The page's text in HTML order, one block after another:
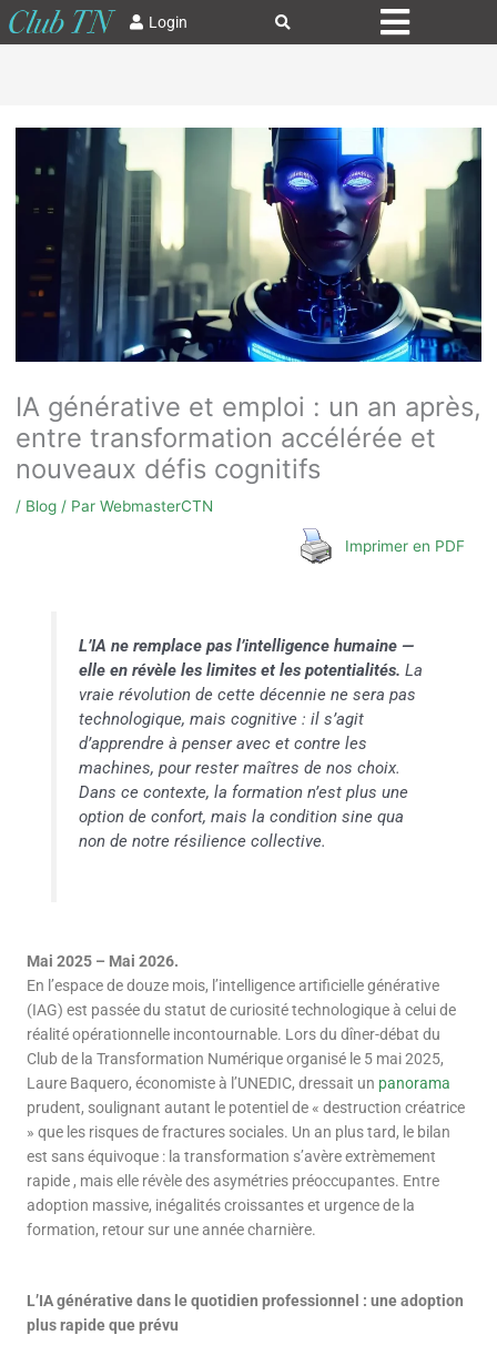
Login
IA générative et emploi : un an après,
entre transformation accélérée et
nouveaux défis cognitifs
/ Blog/ Par WebmasterCTN
Imprimer en PDF
L’IA ne remplace pas l’intelligence humaine —
elle en révèle les limites et les potentialités. La
vraie révolution de cette décennie ne sera pas
technologique, mais cognitive : il s’agit
d’apprendre à penseravec etcontre les
machines, pour rester maîtres de nos choix.
Dans ce contexte, la formation n’est plus une
option de confort, mais la condition sine qua
non de notre résilience collective.
Mai 2025 – Mai 2026.
En l’espace de douze mois, l’intelligence artificielle générative
(IAG) est passée du statut de curiosité technologique à celui de
réalité opérationnelle incontournable. Lors du dîner-débat du
Club de la Transformation Numérique organisé le 5 mai 2025,
Laure Baquero, économiste à l’UNEDIC, dressait un panorama
prudent, soulignant autant le potentiel de « destruction créatrice
» que les risques de fractures sociales. Un an plus tard, le bilan
est sans équivoque : la transformation s’avère extrèmement
rapide , mais elle révèle des asymétries préoccupantes. Entre
adoption massive, inégalités croissantes et urgence de la
formation, retour sur une année charnière.
L’IA générative dans le quotidien professionnel : une adoption
plus rapide que prévu